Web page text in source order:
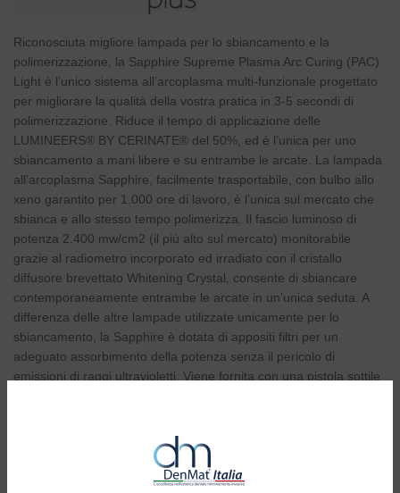
Riconosciuta migliore lampada per lo sbiancamento e la
polimerizzazione, la Sapphire Supreme Plasma Arc Curing (PAC)
Light è l’unico sistema all’arcoplasma multi-funzionale progettato
per migliorare la qualità della vostra pratica in 3-5 secondi di
polimerizzazione. Riduce il tempo di applicazione delle
LUMINEERS® BY CERINATE® del 50%, ed è l’unica per uno
sbiancamento a mani libere e su entrambe le arcate. La lampada
all’arcoplasma Sapphire, facilmente trasportabile, con bulbo allo
xeno garantito per 1.000 ore di lavoro, è l’unica sul mercato che
sbianca e allo stesso tempo polimerizza. Il fascio luminoso di
potenza 2.400 mw/cm2 (il più alto sul mercato) monitorabile
grazie al radiometro incorporato ed irradiato con il cristallo
diffusore brevettato Whitening Crystal, consente di sbiancare
contemporaneamente entrambe le arcate in un’unica seduta. A
differenza delle altre lampade utilizzate unicamente per lo
sbiancamento, la Sapphire è dotata di appositi filtri per un
adeguato assorbimento della potenza senza il pericolo di
emissioni di raggi ultravioletti. Viene fornita con una pistola sottile
programmi. Inoltre ha in dotazione un radiometro incorporato per
controllare la potenza di emissione della lampada.